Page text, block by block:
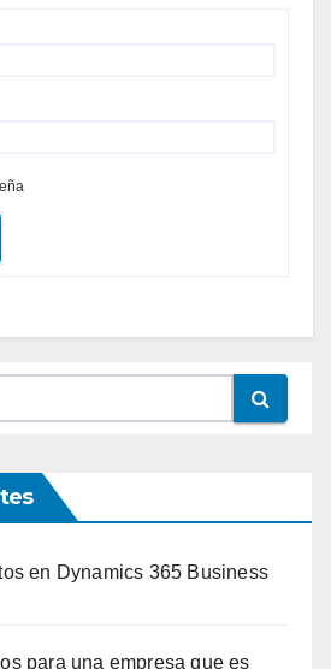
en Dynamics 365 Business
para una empresa que es